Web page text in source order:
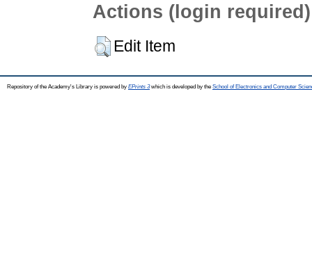
Actions (login required)
Edit Item
Repository of the Academy's Library is powered by EPrints 3which is developed by the School of Electronics and Computer